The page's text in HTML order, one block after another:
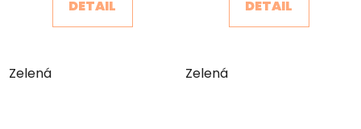
DETAIL
Zelená
DETAIL
Zelená